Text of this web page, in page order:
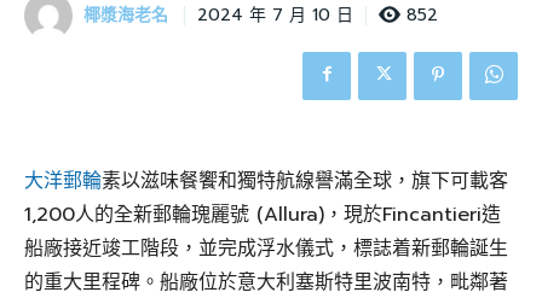
椰漿海老名 2024 年 7 月 10 日 852
大洋郵輪素以滋味餐饗和獨特航線譽滿全球，旗下可載客
1,200人的全新郵輪瑰麗號 (Allura)，現於Fincantieri造
船廠接近竣工階段，並完成浮水儀式，標誌着新郵輪誕生
的重大里程碑。船廠位於意大利塞斯特里波南特，毗鄰著